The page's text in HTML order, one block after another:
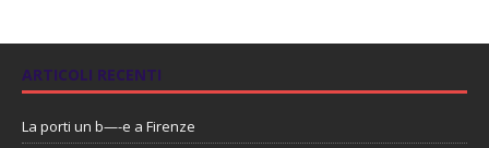
ARTICOLI RECENTI
La porti un b—-e a Firenze